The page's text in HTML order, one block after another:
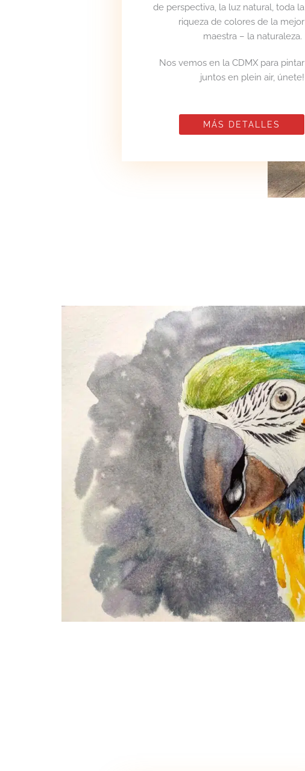
de perspectiva, la luz natural, toda la
riqueza de colores de la mejor
maestra – la naturaleza.
Nos vemos en la CDMX para pintar
juntos en plein air, únete!
MÁS DETALLES